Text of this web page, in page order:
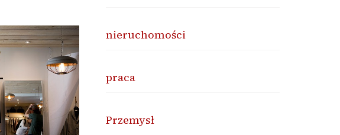
nieruchomości
praca
Przemysł